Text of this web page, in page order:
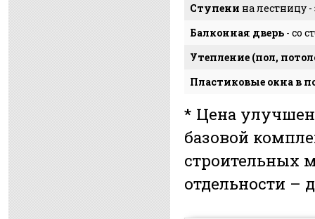
Ступени на лестницу
Балконная дверь - со
Утепление (пол,
Пластиковые окна в
* Цена
базовой
строительных
отдельности –